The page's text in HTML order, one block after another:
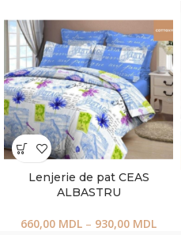
Lenjerie de pat CEAS
ALBASTRU
660,00 MDL – 930,00 MDL